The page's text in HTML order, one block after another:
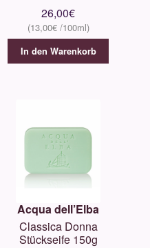
26,00€
13,00€
In den Warenkorb
Acqua dell’Elba
Classica Donna
Stückseife 150g